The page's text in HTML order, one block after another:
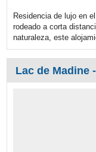
Residencia de lujo en
rodeado a corta
naturaleza, este